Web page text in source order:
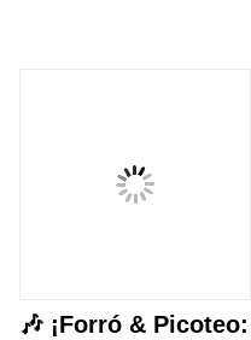
🎶 ¡Forró & Picoteo: